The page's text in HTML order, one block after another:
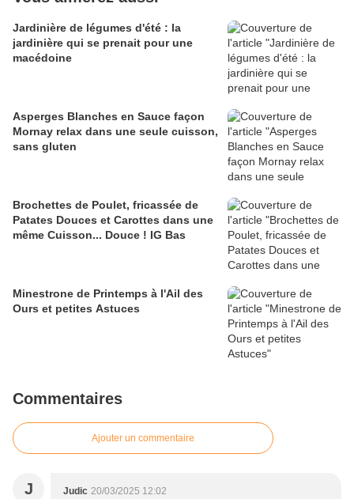
Jardinière de légumes d'été : la
jardinière qui se prenait pour une
macédoine
Asperges Blanches en Sauce façon
Mornay relax dans une seule cuisson,
sans gluten
Brochettes de Poulet, fricassée de
Patates Douces et Carottes dans une
même Cuisson... Douce ! IG Bas
Minestrone de Printemps à l'Ail des
Ours et petites Astuces
Commentaires
Ajouter un commentaire
J Judic 20/03/2025 12:02